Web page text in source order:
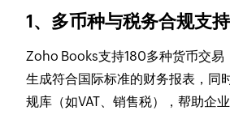
1、多币种与税务合规支持
Zoho Books支持180多种货币交易
生成符合国际标准的财务报表，同
规库（如VAT、销售税），帮助企